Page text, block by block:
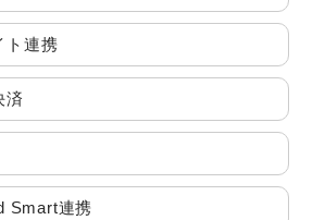
ト連携
済
Smart連携